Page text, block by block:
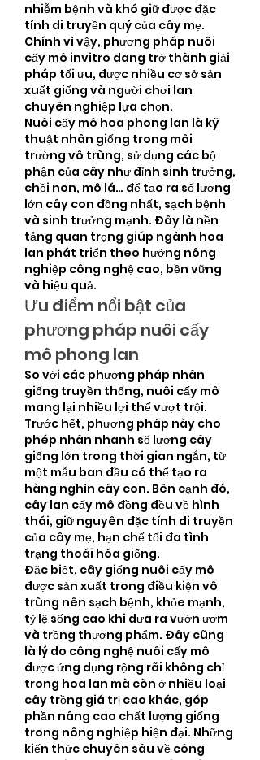
nhiễm bệnh và khó giữ được đặc
tính di truyền quý của cây mẹ.
Chính vì vậy, phương pháp nuôi
cấy mô invitro đang trở thành giải
pháp tối ưu, được nhiều cơ sở sản
xuất giống và người chơi lan
chuyên nghiệp lựa chọn.
Nuôi cấy mô hoa phong lan là kỹ
thuật nhân giống trong môi
trường vô trùng, sử dụng các bộ
phận của cây như đỉnh sinh trưởng,
chồi non, mô lá… để tạo ra số lượng
lớn cây con đồng nhất, sạch bệnh
và sinh trưởng mạnh. Đây là nền
tảng quan trọng giúp ngành hoa
lan phát triển theo hướng nông
nghiệp công nghệ cao, bền vững
và hiệu quả.
Ưu điểm nổi bật của
phương pháp nuôi cấy
mô phong lan
So với các phương pháp nhân
giống truyền thống, nuôi cấy mô
mang lại nhiều lợi thế vượt trội.
Trước hết, phương pháp này cho
phép nhân nhanh số lượng cây
giống lớn trong thời gian ngắn, từ
một mẫu ban đầu có thể tạo ra
hàng nghìn cây con. Bên cạnh đó,
cây lan cấy mô đồng đều về hình
thái, giữ nguyên đặc tính di truyền
của cây mẹ, hạn chế tối đa tình
trạng thoái hóa giống.
Đặc biệt, cây giống nuôi cấy mô
được sản xuất trong điều kiện vô
trùng nên sạch bệnh, khỏe mạnh,
tỷ lệ sống cao khi đưa ra vườn ươm
và trồng thương phẩm. Đây cũng
là lý do công nghệ nuôi cấy mô
được ứng dụng rộng rãi không chỉ
trong hoa lan mà còn ở nhiều loại
cây trồng giá trị cao khác, góp
phần nâng cao chất lượng giống
trong nông nghiệp hiện đại. Những
kiến thức chuyên sâu về công